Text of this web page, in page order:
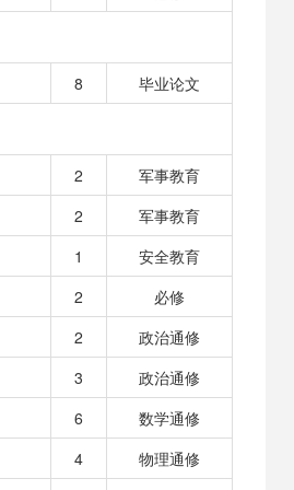
8 毕业论文
2
军事教育
2
军事教育
1
安全教育
2
必修
2
政治通修
3
政治通修
6
数学通修
4
物理通修